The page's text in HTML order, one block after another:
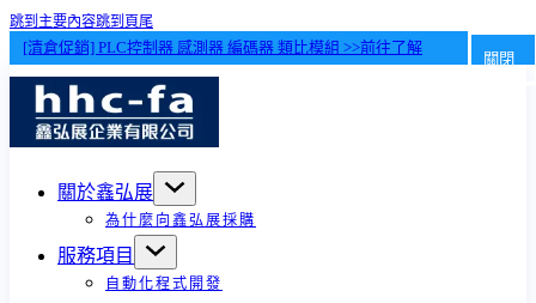
跳到主要內容跳到頁尾
[清倉促銷] PLC控制器 感測器 編碼器 類比模組 >>前往了解
關閉
關於鑫弘展
為什麼向鑫弘展採購
服務項目
自動化程式開發